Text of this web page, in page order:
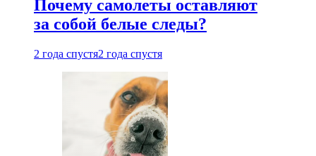
Почему самолеты оставляют
за собой белые следы?
2 года спустя2 года спустя